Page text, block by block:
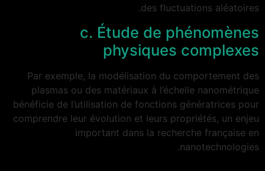
des fluctuations aléatoires.
c. Étude de phénomènes
physiques complexes
Par exemple, la modélisation du comportement des
plasmas ou des matériaux à l’échelle nanométrique
bénéficie de l’utilisation de fonctions génératrices pour
comprendre leur évolution et leurs propriétés, un enjeu
important dans la recherche française en
nanotechnologies.